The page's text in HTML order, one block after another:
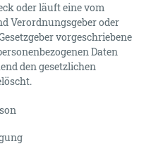
oder läuft eine vom
Verordnungsgeber oder
vorgeschriebene
Daten
den gesetzlichen